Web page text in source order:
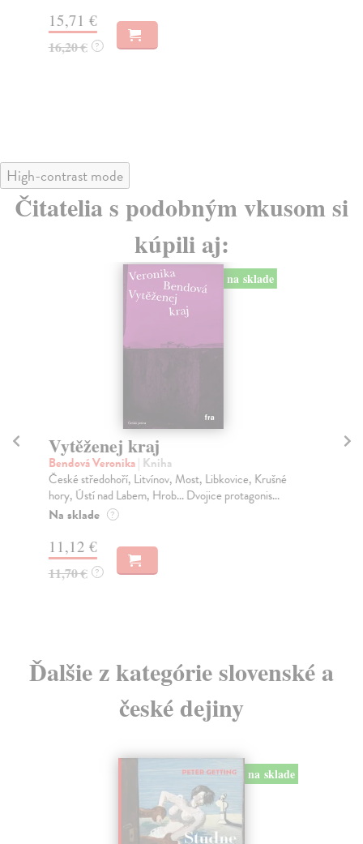
15,71 €
16,20 € ?
High-contrast mode
Čitatelia s podobným vkusom si
kúpili aj:
na sklade
Vytěženej kraj
Bendová Veronika| Kniha
České středohoří, Litvínov, Most, Libkovice, Krušné
hory, Ústí nad Labem, Hrob... Dvojice protagonis...
Na sklade ?
11,12 €
11,70 € ?
Ďalšie z kategórie slovenské a
české dejiny
na sklade